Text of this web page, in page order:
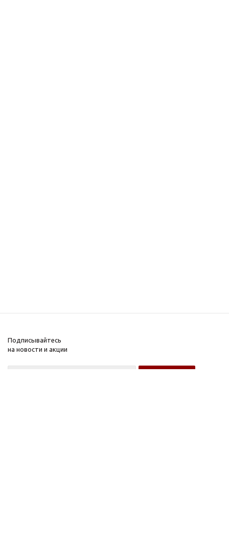
Подписывайтесь
на новости и акции